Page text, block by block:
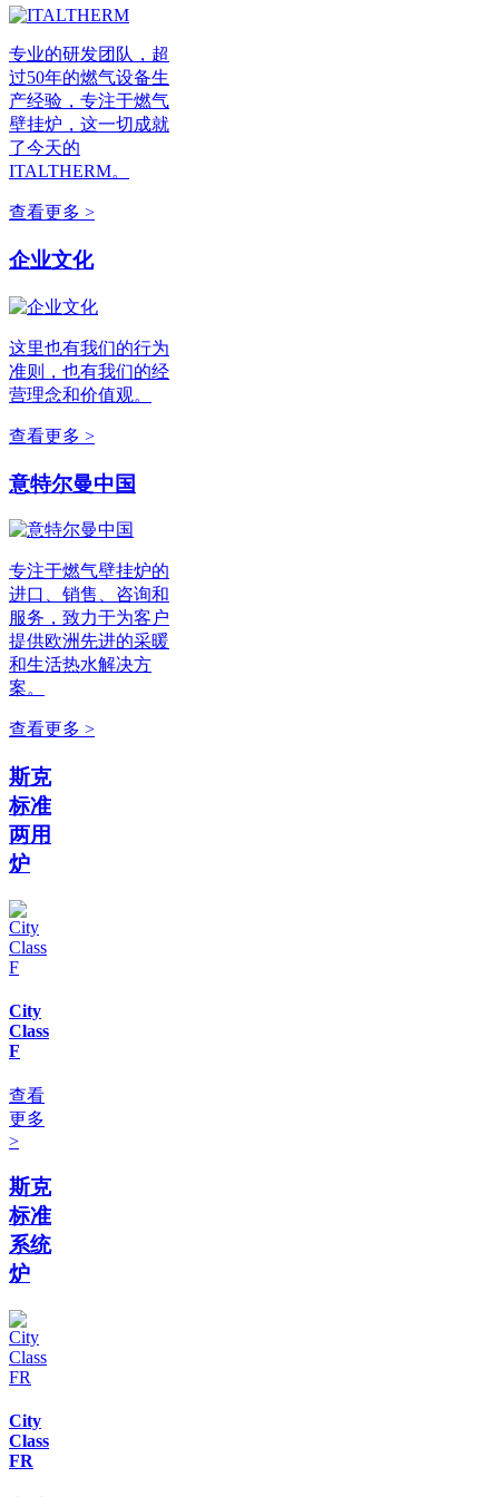
专业的研发团队，超
过50年的燃气设备生
产经验，专注于燃气
壁挂炉，这一切成就
了今天的
ITALTHERM。
查看更多 >
企业文化
这里也有我们的行为
准则，也有我们的经
营理念和价值观。
查看更多 >
意特尔曼中国
专注于燃气壁挂炉的
进口、销售、咨询和
服务，致力于为客户
提供欧洲先进的采暖
和生活热水解决方
案。
查看更多 >
斯克
标准
两用
炉
City
Class
F
查看
更多
>
斯克
标准
系统
炉
City
Class
FR